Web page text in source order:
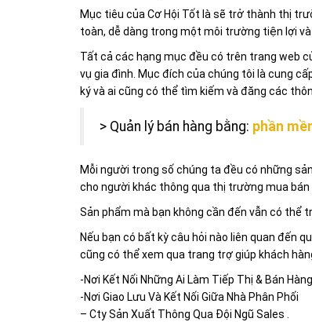
Mục tiêu của Cơ Hội Tốt là sẽ trở thành thị
toàn, dễ dàng trong một môi trường tiện lợi và
Tất cả các hạng mục đều có trên trang web
vụ gia đình. Mục đích của chúng tôi là cung
ký và ai cũng có thể tìm kiếm và đăng các
> Quản lý bán hàng bằng: phần
Mỗi người trong số chúng ta đều có những
cho người khác thông qua thị trường mua bán
Sản phẩm mà bạn không cần đến vẫn có thể
Nếu bạn có bất kỳ câu hỏi nào liên quan đến
cũng có thể xem qua trang trợ giúp khách
-Nơi Kết Nối Những Ai Làm Tiếp Thị & Bán
-Nơi Giao Lưu Và Kết Nối Giữa Nhà Phân Phối
– Cty Sản Xuất Thông Qua Đội Ngũ Sales .